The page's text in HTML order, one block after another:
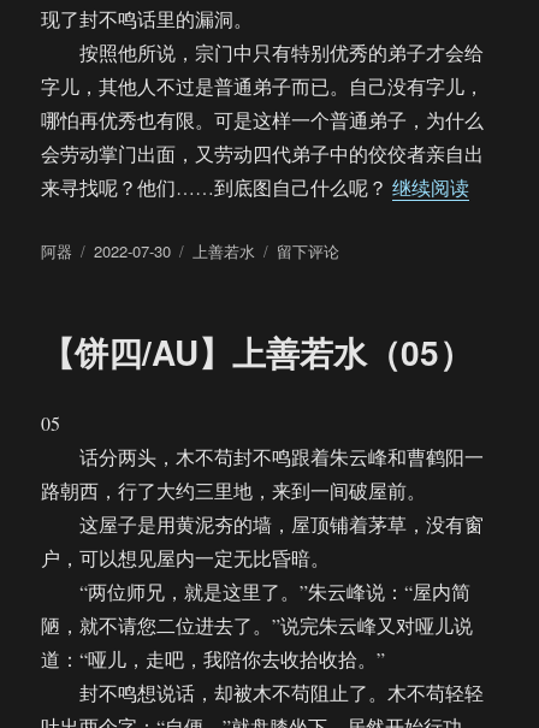
现了封不鸣话里的漏洞。
按照他所说，宗门中只有特别优秀的弟子才会给
字儿，其他人不过是普通弟子而已。自己没有字儿，
哪怕再优秀也有限。可是这样一个普通弟子，为什么
会劳动掌门出面，又劳动四代弟子中的佼佼者亲自出
来寻找呢？他们……到底图自己什么呢？继续阅读“【饼
作
阿器
发
2022-07-30
分
上善若水
于
善
若
留下评论
【饼四/AU】上善若水（05）
05
话分两头，木不苟封不鸣跟着朱云峰和曹鹤阳一
路朝西，行了大约三里地，来到一间破屋前。
这屋子是用黄泥夯的墙，屋顶铺着茅草，没有窗
户，可以想见屋内一定无比昏暗。
“两位师兄，就是这里了。”朱云峰说：“屋内简
陋，就不请您二位进去了。”说完朱云峰又对哑儿说
道：“哑儿，走吧，我陪你去收拾收拾。”
封不鸣想说话，却被木不苟阻止了。木不苟轻轻